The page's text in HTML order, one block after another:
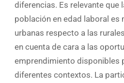
diferencias. Es relevante que
población en edad laboral es
urbanas respecto a las
en cuenta de cara a las
emprendimiento disponibles
diferentes contextos. La